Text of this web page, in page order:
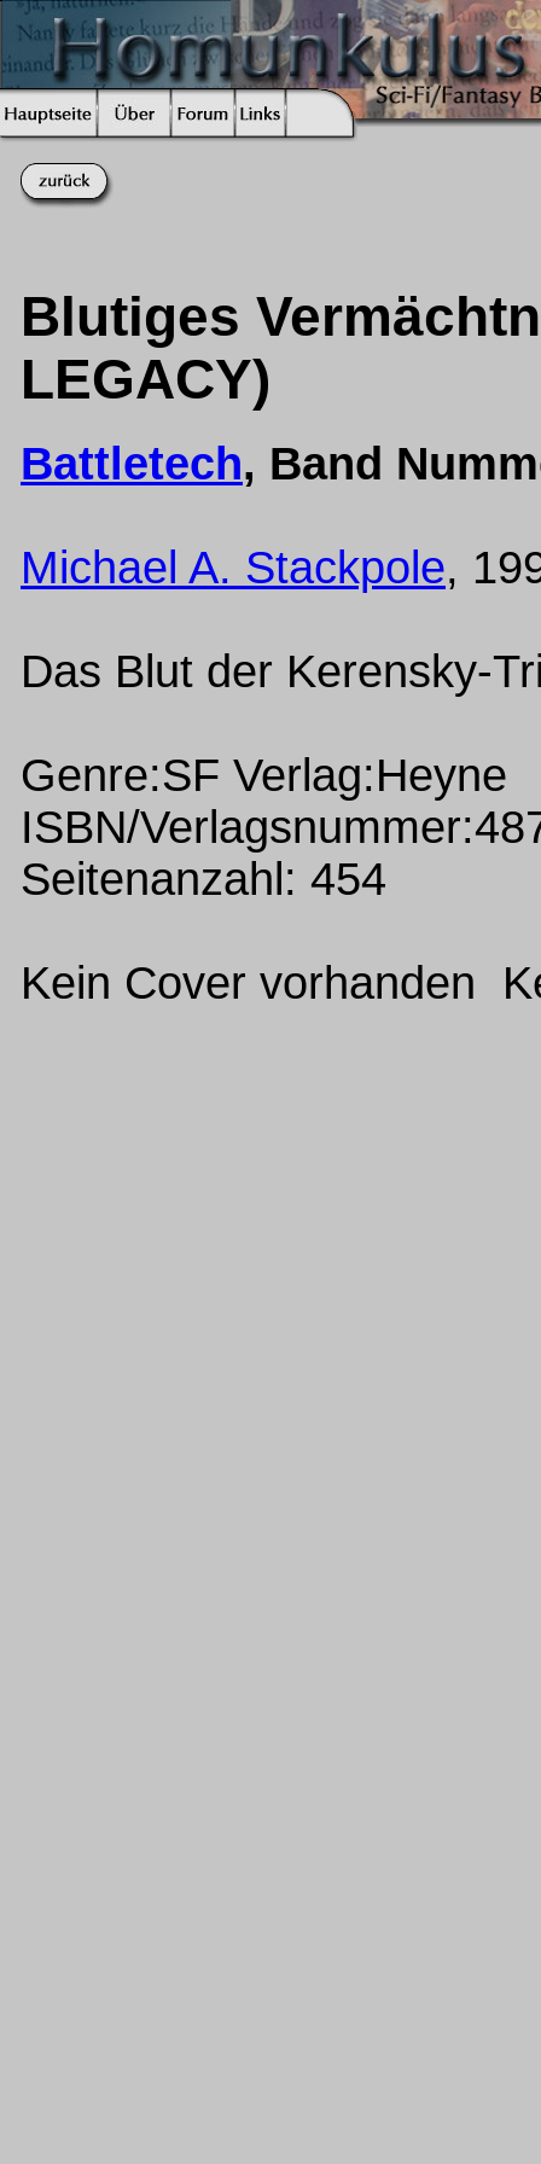
Blutiges
LEGACY)
Battletech, Band
Michael A. Stackpole,
Das Blut der Kerensky-
Genre:SF Verlag:Heyne
ISBN/
Seitenanzahl: 454
Kein Cover vorhanden